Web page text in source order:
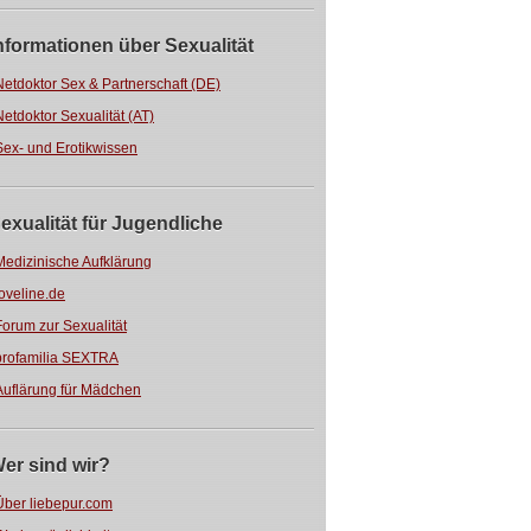
über Sexualität
Sex & Partnerschaft (DE)
Sexualität (AT)
und Erotikwissen
für Jugendliche
Aufklärung
zur Sexualität
SEXTRA
für Mädchen
sind wir?
liebepur.com